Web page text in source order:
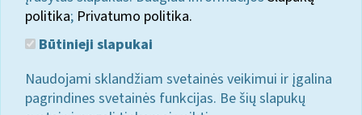
politika; Privatumo politika.
Būtinieji slapukai
Naudojami sklandžiam svetainės veikimui ir įgalina
pagrindines svetainės funkcijas. Be šių slapukų